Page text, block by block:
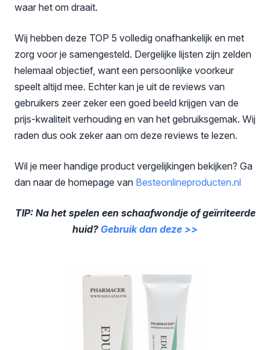
waar het om draait.
Wij hebben deze TOP 5 volledig onafhankelijk en met
zorg voor je samengesteld. Dergelijke lijsten zijn zelden
helemaal objectief, want een persoonlijke voorkeur
speelt altijd mee. Echter kan je uit de reviews van
gebruikers zeer zeker een goed beeld krijgen van de
prijs-kwaliteit verhouding en van het gebruiksgemak. Wij
raden dus ook zeker aan om deze reviews te lezen.
Wil je meer handige product vergelijkingen bekijken? Ga
dan naar de homepage van Besteonlineproducten.nl
TIP: Na het spelen een schaafwondje of geïrriteerde
huid? Gebruik dan deze >>